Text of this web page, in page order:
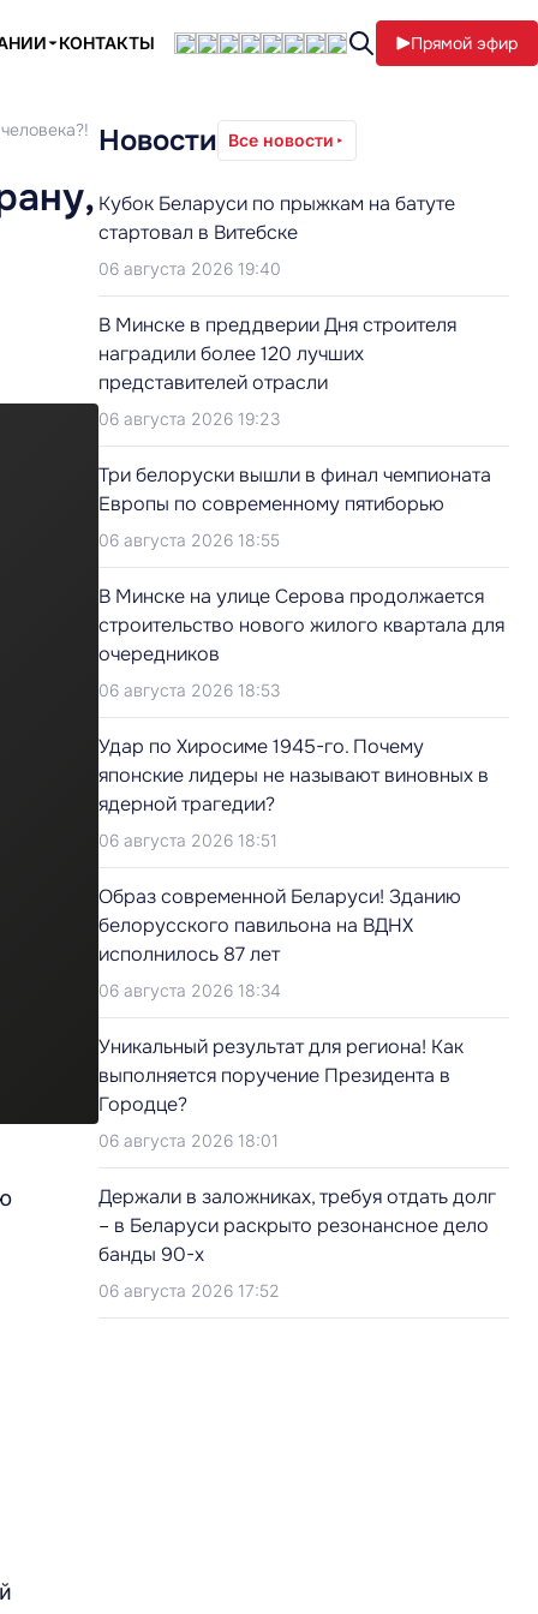
КОНТАКТЫ Прямой эфир
Новости Все новости
Кубок Беларуси по прыжкам на батуте
стартовал в Витебске
06 августа 2026 19:40
В Минске в преддверии Дня строителя
наградили более 120 лучших
представителей отрасли
06 августа 2026 19:23
Три белоруски вышли в финал чемпионата
Европы по современному пятиборью
06 августа 2026 18:55
В Минске на улице Серова продолжается
строительство нового жилого квартала для
очередников
06 августа 2026 18:53
Удар по Хиросиме 1945-го. Почему
японские лидеры не называют виновных в
ядерной трагедии?
06 августа 2026 18:51
Образ современной Беларуси! Зданию
белорусского павильона на ВДНХ
исполнилось 87 лет
06 августа 2026 18:34
Уникальный результат для региона! Как
выполняется поручение Президента в
Городце?
06 августа 2026 18:01
Держали в заложниках, требуя отдать долг
– в Беларуси раскрыто резонансное дело
банды 90-х
06 августа 2026 17:52